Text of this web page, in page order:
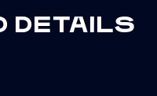
DETAILS